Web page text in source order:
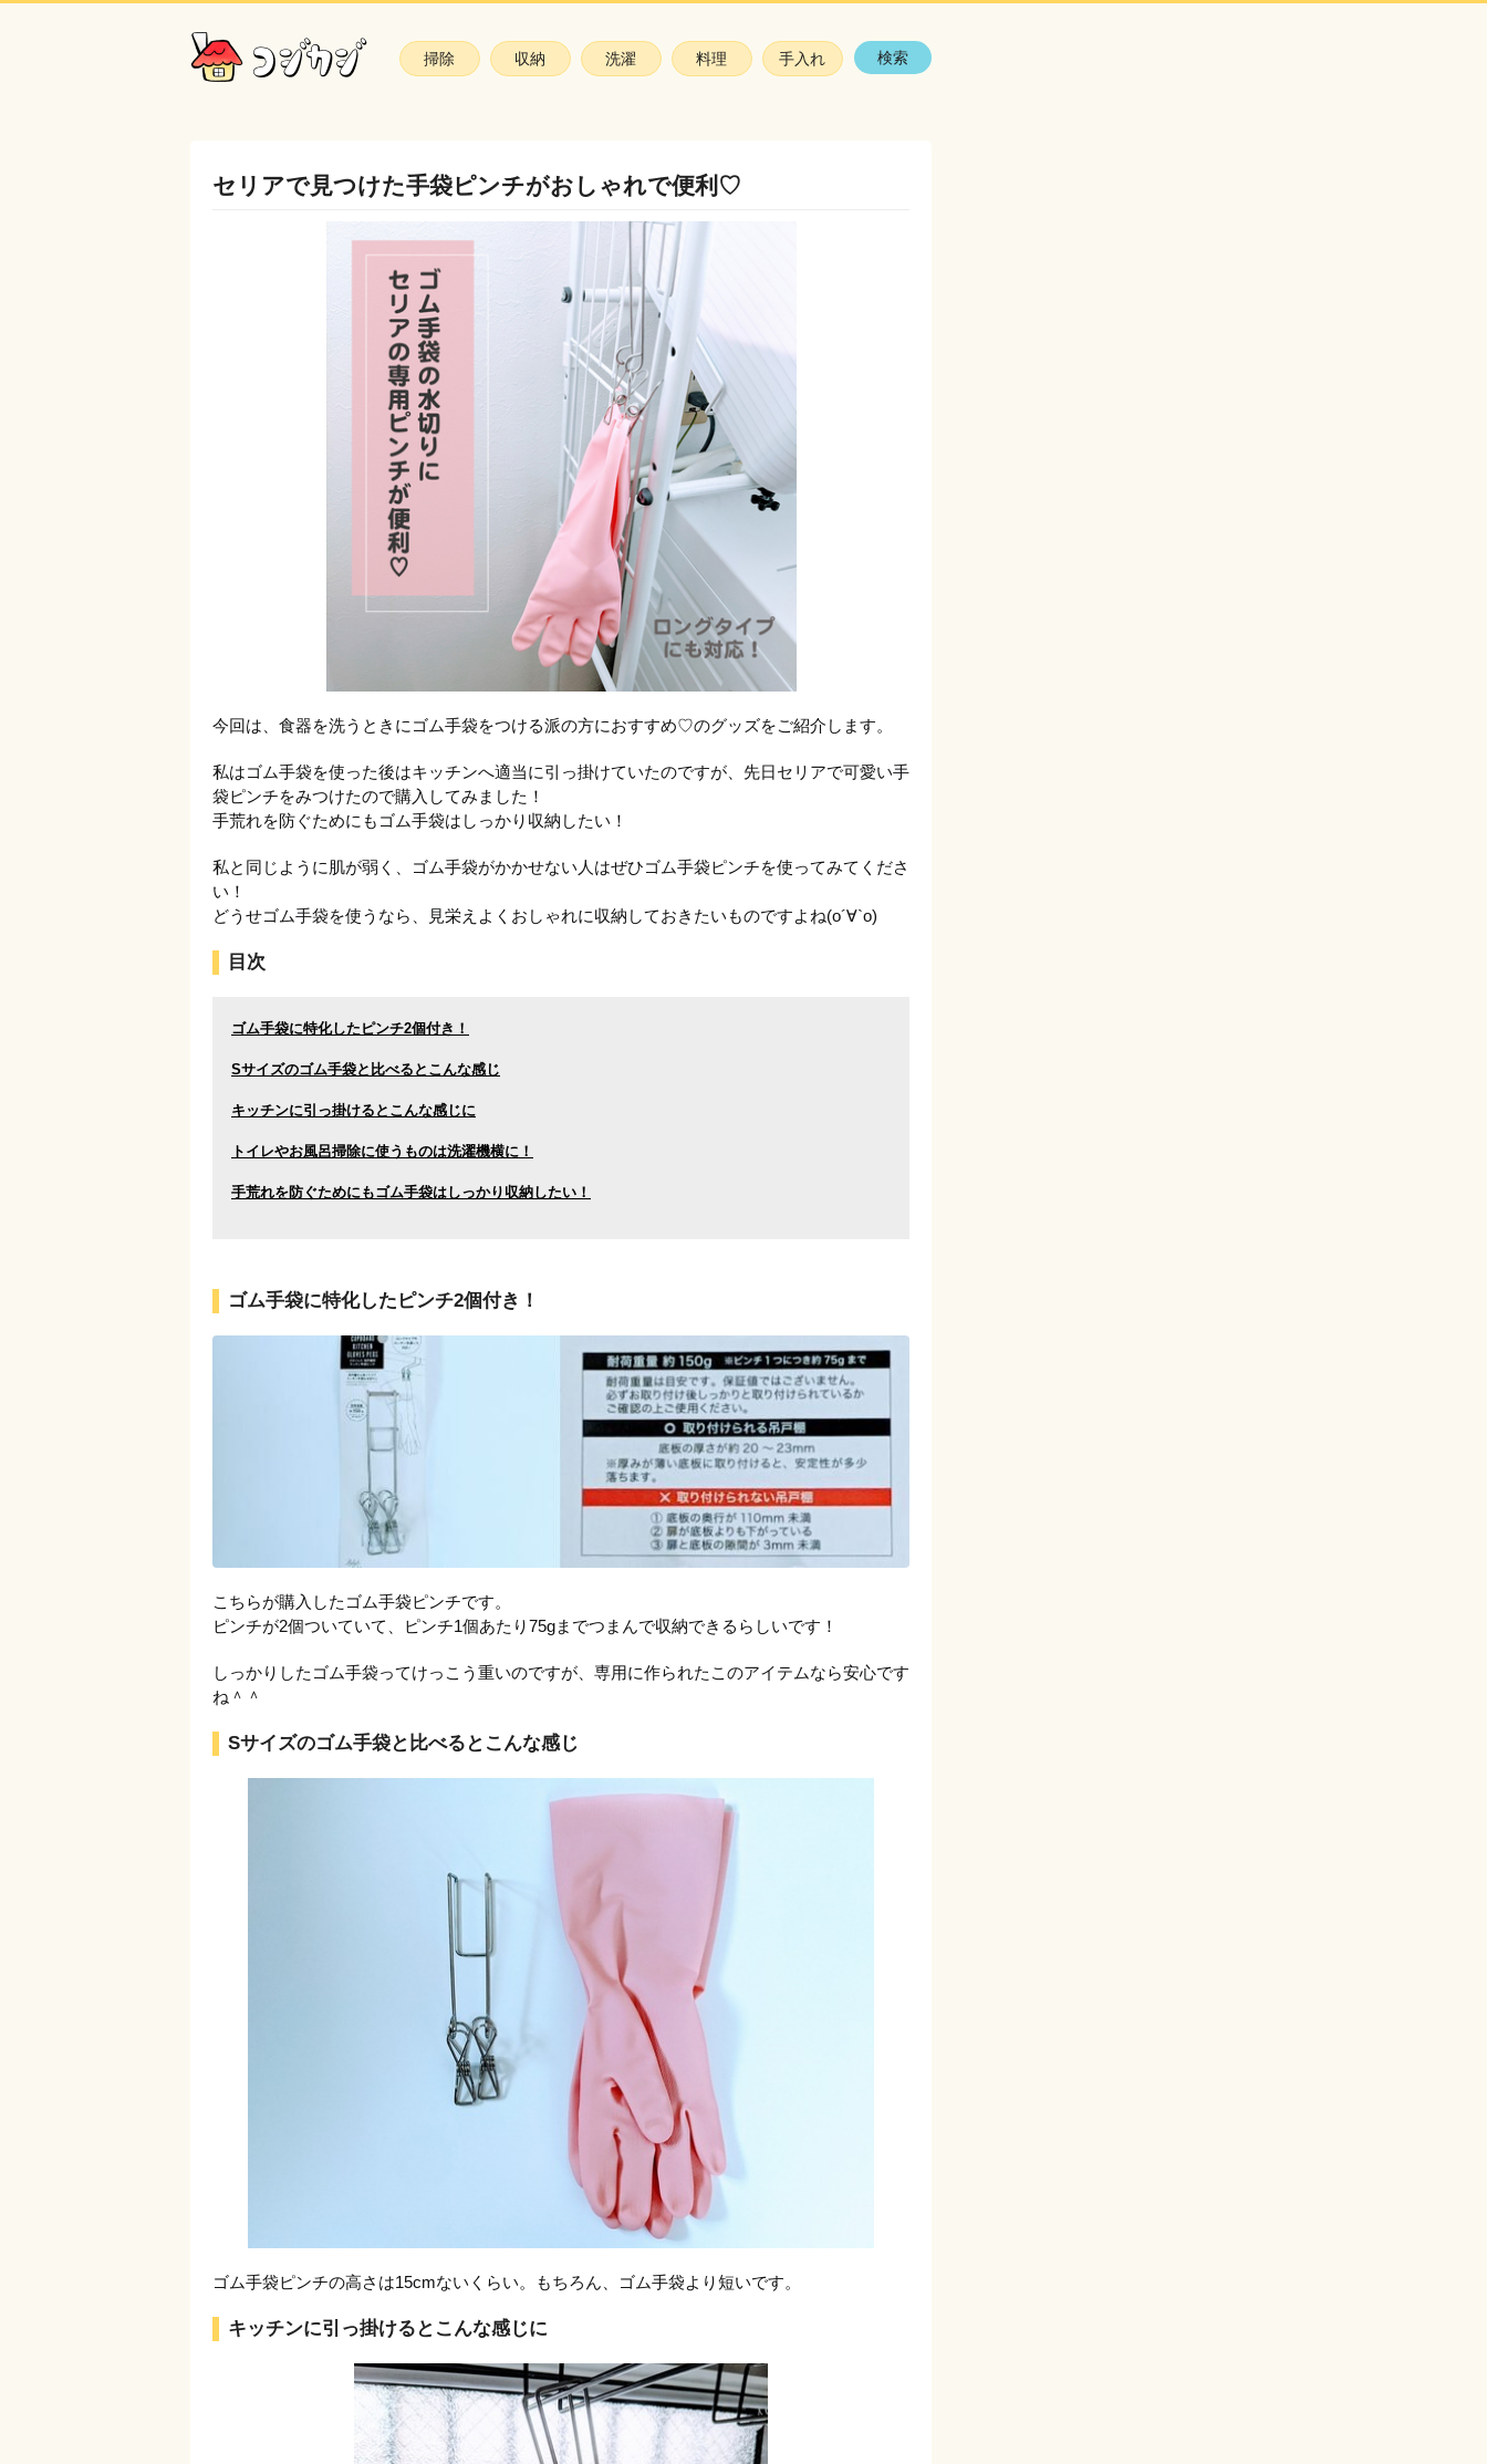
掃除 収納 洗濯 料理 手入れ 検索
セリアで見つけた手袋ピンチがおしゃれで便利♡
今回は、食器を洗うときにゴム手袋をつける派の方におすすめ♡のグッズをご紹介します。
私はゴム手袋を使った後はキッチンへ適当に引っ掛けていたのですが、先日セリアで可愛い手
袋ピンチをみつけたので購入してみました！
手荒れを防ぐためにもゴム手袋はしっかり収納したい！
私と同じように肌が弱く、ゴム手袋がかかせない人はぜひゴム手袋ピンチを使ってみてくださ
い！
どうせゴム手袋を使うなら、見栄えよくおしゃれに収納しておきたいものですよね(о´∀`о)
目次
ゴム手袋に特化したピンチ2個付き！
Sサイズのゴム手袋と比べるとこんな感じ
キッチンに引っ掛けるとこんな感じに
トイレやお風呂掃除に使うものは洗濯機横に！
手荒れを防ぐためにもゴム手袋はしっかり収納したい！
ゴム手袋に特化したピンチ2個付き！
こちらが購入したゴム手袋ピンチです。
ピンチが2個ついていて、ピンチ1個あたり75gまでつまんで収納できるらしいです！
しっかりしたゴム手袋ってけっこう重いのですが、専用に作られたこのアイテムなら安心です
ね＾＾
Sサイズのゴム手袋と比べるとこんな感じ
ゴム手袋ピンチの高さは15cmないくらい。もちろん、ゴム手袋より短いです。
キッチンに引っ掛けるとこんな感じに